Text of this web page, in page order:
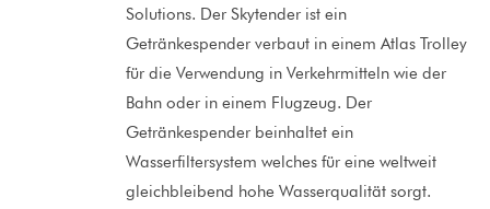
Solutions. Der Skytender ist ein
Getränkespender verbaut in einem Atlas Trolley
für die Verwendung in Verkehrmitteln wie der
Bahn oder in einem Flugzeug. Der
Getränkespender beinhaltet ein
Wasserfiltersystem welches für eine weltweit
gleichbleibend hohe Wasserqualität sorgt.